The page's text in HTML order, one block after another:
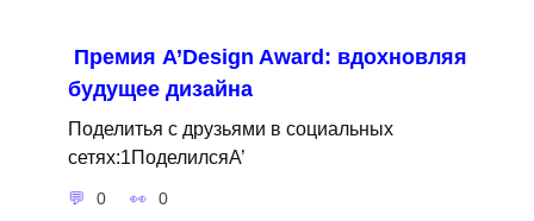
Премия A’Design Award: вдохновляя
будущее дизайна
Поделитья с друзьями в социальных
сетях:1ПоделилсяA’
0 0